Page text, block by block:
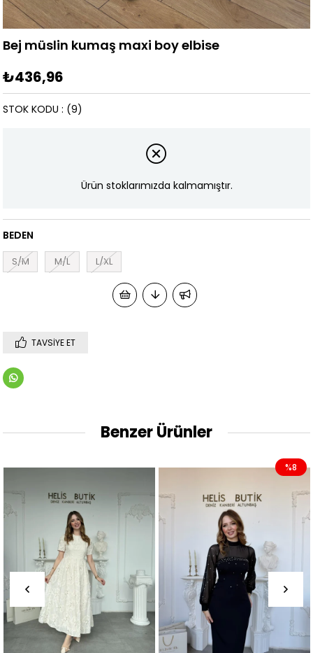
Bej müslin kumaş maxi boy elbise
₺436,96
(9)
STOK KODU
Ürün stoklarımızda kalmamıştır.
BEDEN
S/M M/L L/XL
TAVSIYE ET
Benzer Ürünler
%8